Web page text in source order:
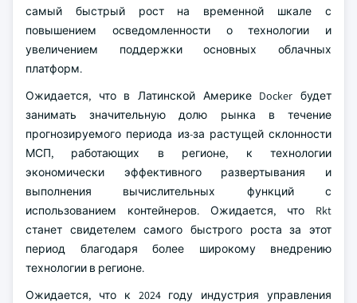
самый быстрый рост на временной шкале с
повышением осведомленности о технологии и
увеличением поддержки основных облачных
платформ.
Ожидается, что в Латинской Америке Docker будет
занимать значительную долю рынка в течение
прогнозируемого периода из-за растущей склонности
МСП, работающих в регионе, к технологии
экономически эффективного развертывания и
выполнения вычислительных функций с
использованием контейнеров. Ожидается, что Rkt
станет свидетелем самого быстрого роста за этот
период благодаря более широкому внедрению
технологии в регионе.
Ожидается, что к 2024 году индустрия управления